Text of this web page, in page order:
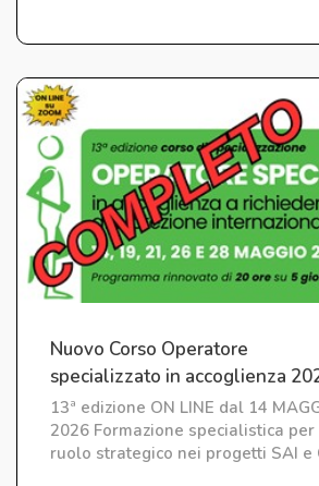
Nuovo Corso Operatore
specializzato in accoglienza
13ª edizione ON LINE dal 14
2026 Formazione specialistica per
ruolo strategico nei progetti SAI e